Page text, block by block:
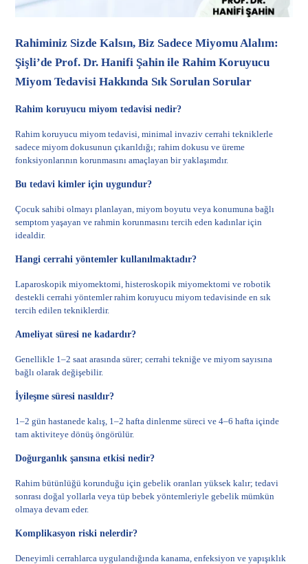
Rahiminiz Sizde Kalsın, Biz Sadece Miyomu Alalım:
Şişli’de Prof. Dr. Hanifi Şahin ile Rahim Koruyucu
Miyom Tedavisi Hakkında Sık Sorulan Sorular
Rahim koruyucu miyom tedavisi nedir?
Rahim koruyucu miyom tedavisi, minimal invaziv cerrahi tekniklerle
sadece miyom dokusunun çıkarıldığı; rahim dokusu ve üreme
fonksiyonlarının korunmasını amaçlayan bir yaklaşımdır.
Bu tedavi kimler için uygundur?
Çocuk sahibi olmayı planlayan, miyom boyutu veya konumuna bağlı
semptom yaşayan ve rahmin korunmasını tercih eden kadınlar için
idealdir.
Hangi cerrahi yöntemler kullanılmaktadır?
Laparoskopik miyomektomi, histeroskopik miyomektomi ve robotik
destekli cerrahi yöntemler rahim koruyucu miyom tedavisinde en sık
tercih edilen tekniklerdir.
Ameliyat süresi ne kadardır?
Genellikle 1–2 saat arasında sürer; cerrahi tekniğe ve miyom sayısına
bağlı olarak değişebilir.
İyileşme süresi nasıldır?
1–2 gün hastanede kalış, 1–2 hafta dinlenme süreci ve 4–6 hafta içinde
tam aktiviteye dönüş öngörülür.
Doğurganlık şansına etkisi nedir?
Rahim bütünlüğü korunduğu için gebelik oranları yüksek kalır; tedavi
sonrası doğal yollarla veya tüp bebek yöntemleriyle gebelik mümkün
olmaya devam eder.
Komplikasyon riski nelerdir?
Deneyimli cerrahlarca uygulandığında kanama, enfeksiyon ve yapışıklık